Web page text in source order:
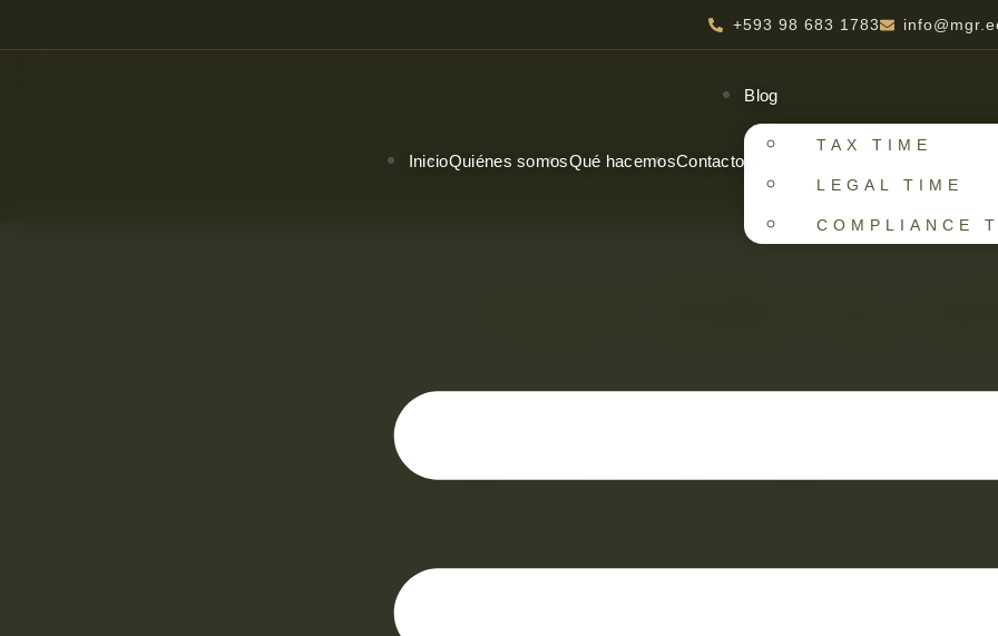
+593 98 683 1783
InicioQuiénes somosQué hacemosContacto
Blog
TAX TIME
LEGAL TIME
COMPLIANCE
El 15 de marzo de 2024, el economista Damián
Larco Guamán, Director General del Servicio de
A través de esta resolución reformó los requisitos
inscripción, actualización y suspensión/